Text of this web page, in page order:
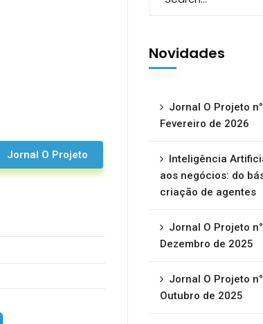
Jornal O Projeto
Novidades
Jornal O Projeto
Fevereiro de 2026
Inteligência
aos negócios: do
criação de agentes
Jornal O Projeto
Dezembro de 2025
Jornal O Projeto
Outubro de 2025